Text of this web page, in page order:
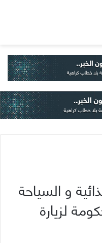
و السياحة
لزيارة